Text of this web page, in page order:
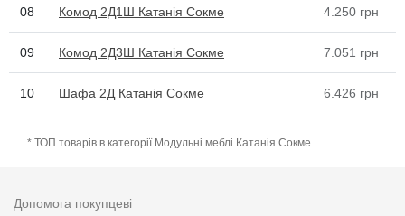
08 Комод 2Д1Ш Катанія Сокме 4.250 грн
09 Комод 2Д3Ш Катанія Сокме 7.051 грн
10 Шафа 2Д Катанія Сокме 6.426 грн
* ТОП товарів в категорії Модульні меблі Катанія Сокме
Допомога покупцеві